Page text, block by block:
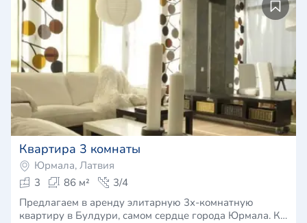
Квартира 3 комнаты
Юрмала, Латвия
3
86 м²
3/4
Предлагаем в аренду элитарную 3х-комнатную
квартиру в Булдури, самом сердце города Юрмала. К…